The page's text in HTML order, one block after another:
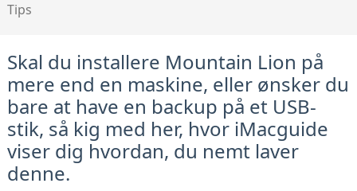
Tips
Skal du installere Mountain Lion på
mere end en maskine, eller ønsker du
bare at have en backup på et USB-
stik, så kig med her, hvor iMacguide
viser dig hvordan, du nemt laver
denne.